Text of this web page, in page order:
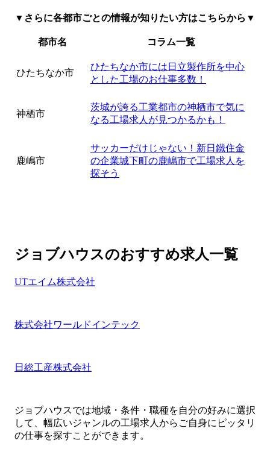
▼さらに各都市ごとの情報が知りたい方はこちらから▼
都市名 コラム一覧
ひたちなか市
ひたちなか市には日立製作所を中心
とした工場のお仕事多数！
神栖市
茨城が誇る工業都市の神栖市で気に
なる工場求人が見つかるかも！
鹿嶋市
サッカーだけじゃない！新日鐵住金
の企業城下町の鹿嶋市で工場求人を
探そう
ジョブハウスのおすすめ求人一覧
UTエイム株式会社
株式会社ワールドインテック
日総工産株式会社
ジョブハウスでは地域・条件・職種を自分の好みに選択
して、幅広いジャンルの工場求人からご自身にピッタリ
の仕事を探すことができます。